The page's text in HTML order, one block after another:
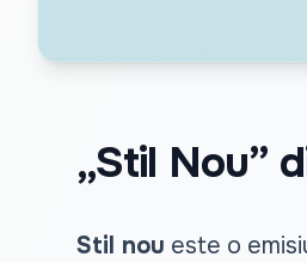
„Stil Nou”
Stil nou este o